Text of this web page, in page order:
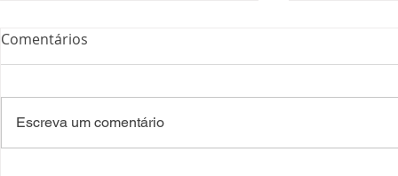
Comentários
Escreva um comentário